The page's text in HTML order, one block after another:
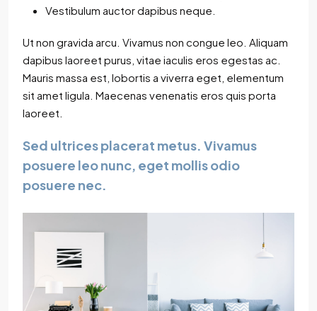
Vestibulum auctor dapibus neque.
Ut non gravida arcu. Vivamus non congue leo. Aliquam
dapibus laoreet purus, vitae iaculis eros egestas ac.
Mauris massa est, lobortis a viverra eget, elementum
sit amet ligula. Maecenas venenatis eros quis porta
laoreet.
Sed ultrices placerat metus. Vivamus
posuere leo nunc, eget mollis odio
posuere nec.